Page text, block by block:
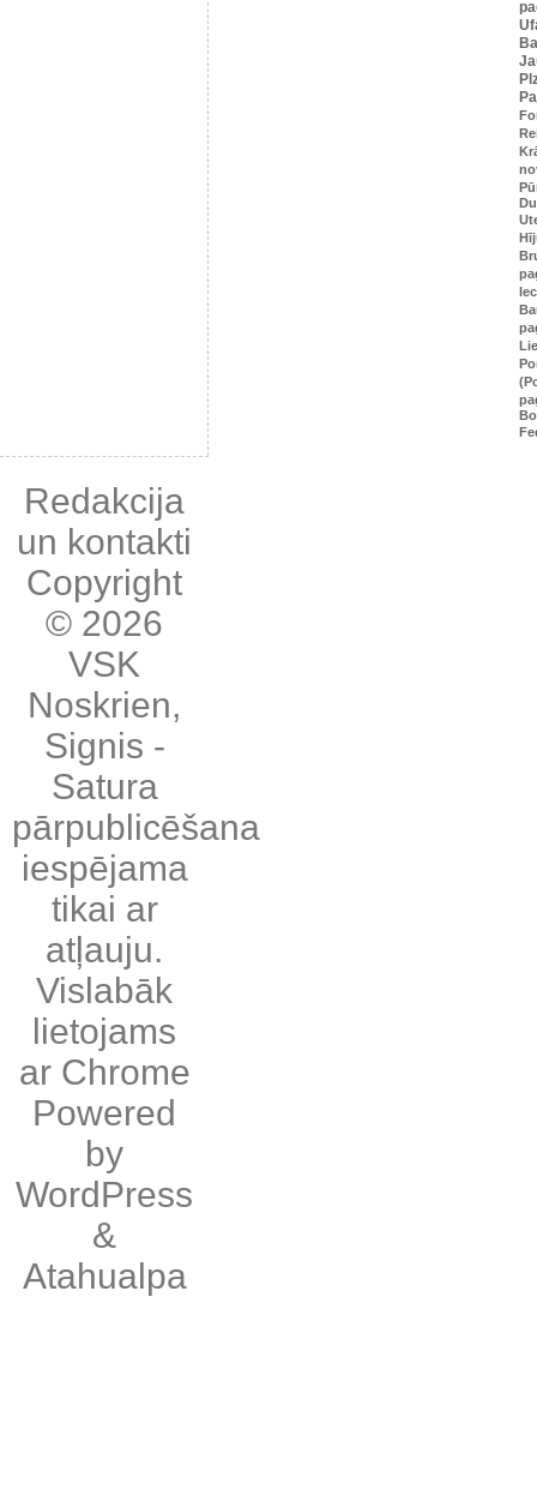
Redakcija
un kontakti
Copyright
© 2026
VSK
Noskrien,
Signis -
Satura
pārpublicēšana
iespējama
tikai ar
atļauju.
Vislabāk
lietojams
ar Chrome
Powered
by
WordPress
&
Atahualpa